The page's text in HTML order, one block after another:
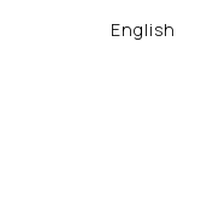
English